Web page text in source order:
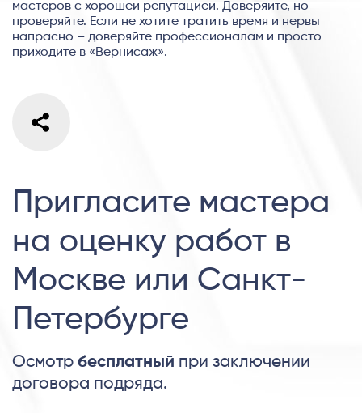
мастеров с хорошей репутацией. Доверяйте, но
проверяйте. Если не хотите тратить время и нервы
напрасно – доверяйте профессионалам и просто
приходите в «Вернисаж».
Пригласите мастера
на оценку работ в
Москве или Санкт-
Петербурге
Осмотр бесплатный при заключении
договора подряда.